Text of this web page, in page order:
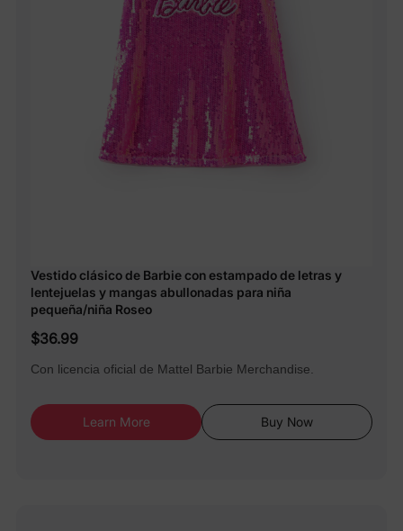
Vestido clásico de Barbie con estampado de letras y
lentejuelas y mangas abullonadas para niña
pequeña/niña Roseo
$36.99
Con licencia oficial de Mattel Barbie Merchandise.
Learn More Buy Now